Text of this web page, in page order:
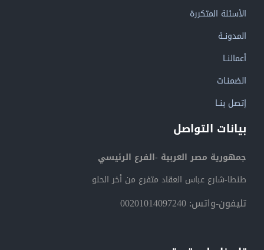
الأسئلة المتكررة
المدونــة
أعمالنــا
الضمنـات
إتصل بنــا
بيانات التواصل
جمهورية مصر العربية -الفرع الرئيسي
طنطا-شارع عباس العقاد متفرع من أخر الحلو
تليفون-واتس: 00201014097240